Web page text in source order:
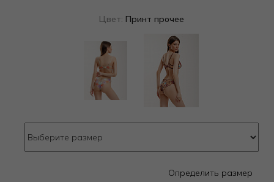
Цвет: Принт прочее
Определить размер